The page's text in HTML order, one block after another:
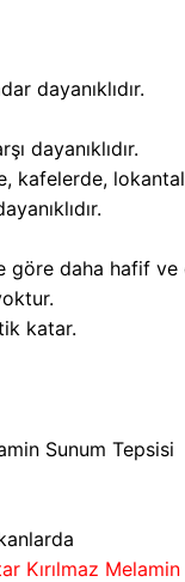
dayanıklıdır.
dayanıklıdır.
kafelerde,
daha hafif ve
katar.
Sunum Tepsisi
Kırılmaz